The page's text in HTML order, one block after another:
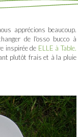
apprécions beaucoup.
de l'osso bucco à
inspirée de ELLE à Table.
plutôt frais et à la pluie